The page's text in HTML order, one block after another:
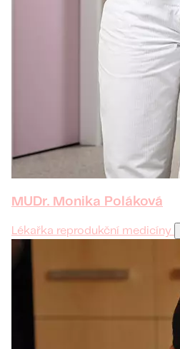
MUDr. Monika Poláková
Lékařka reprodukční medicíny